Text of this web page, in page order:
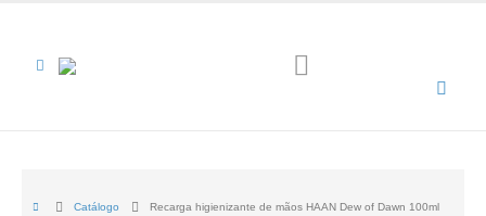
Catálogo Recarga higienizante de mãos HAAN Dew of Dawn 100ml